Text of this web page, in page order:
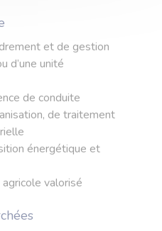
et de gestion
d’une unité
de conduite
de traitement
énergétique et
valorisé